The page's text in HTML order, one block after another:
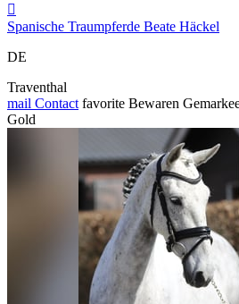

Spanische Traumpferde Beate Häckel
DE
Traventhal
mail Contact favorite Bewaren
Gold